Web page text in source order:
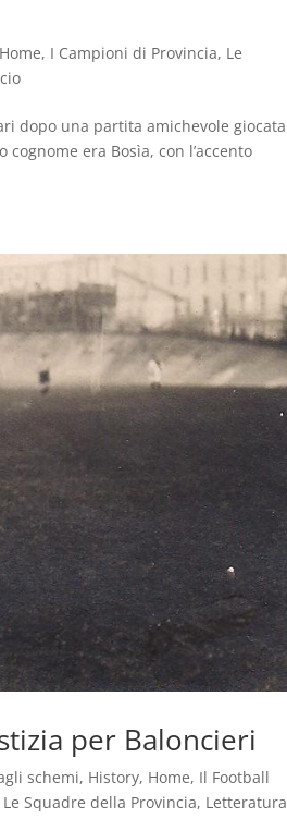
Home, I Campioni di Provincia, Le
dopo una partita amichevole giocata
era Bosìa, con l’accento
per Baloncieri
schemi, History, Home, Il Football
Le Squadre della Provincia, Letteratura